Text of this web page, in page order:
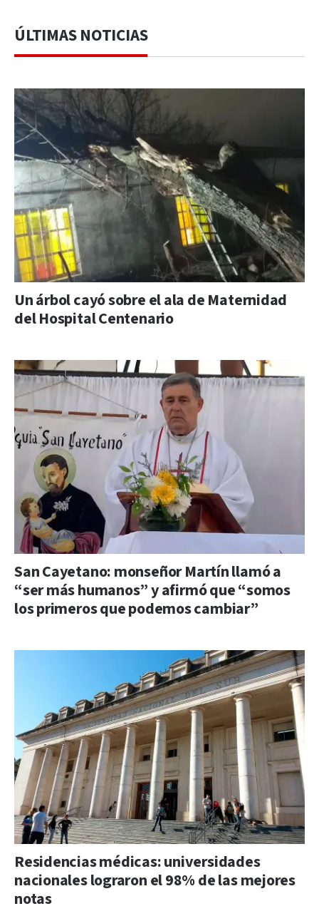
ÚLTIMAS NOTICIAS
Un árbol cayó sobre el ala de Maternidad
del Hospital Centenario
San Cayetano: monseñor Martín llamó a
“ser más humanos” y afirmó que “somos
los primeros que podemos cambiar”
Residencias médicas: universidades
nacionales lograron el 98% de las mejores
notas